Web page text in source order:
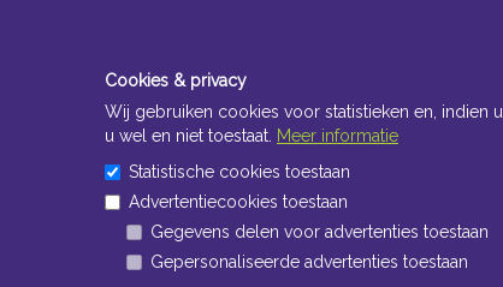
Cookies & privacy
Wij gebruiken cookies voor statistieken en, indien
u wel en niet toestaat. Meer informatie
Statistische cookies toestaan
Advertentiecookies toestaan
Gegevens delen voor advertenties toestaan
Gepersonaliseerde advertenties toestaan